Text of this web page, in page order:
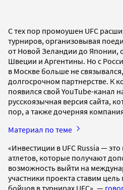
С тех пор промоушен UFC
турниров, организовывая
от Новой Зеландии до Японии,
Швеции и Аргентины. Но с
в Москве больше не
долгосрочном партнерстве. К
появился свой YouTube-канал
русскоязычная версия сайта,
пор, а также дочерняя
Материал по теме
«Инвестиции в UFC Russia —
атлетов, которые получают
возможность выйти на
участники проекта ставим
бойцов в турнирах UFC», —